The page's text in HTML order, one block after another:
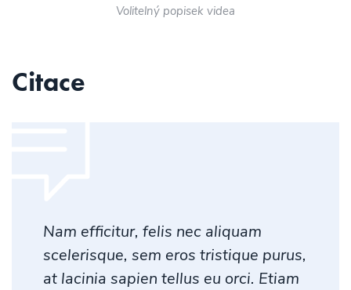
Volitelný popisek videa
Citace
Nam efficitur, felis nec aliquam
scelerisque, sem eros tristique purus,
at lacinia sapien tellus eu orci. Etiam